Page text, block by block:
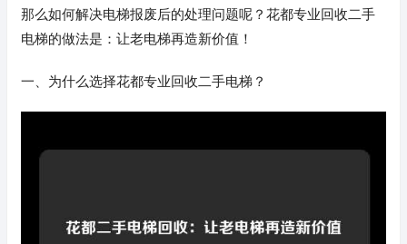
那么如何解决电梯报废后的处理问题呢？花都专业回收二手
电梯的做法是：让老电梯再造新价值！
一、为什么选择花都专业回收二手电梯？